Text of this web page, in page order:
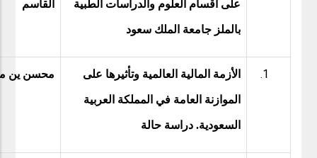
على أقسام العلوم والدراسات الطبية
بالملز جامعة الملك سعود
القاسم
الأزمة المالية العالمية وتأثيرها على
الموازنة العامة في المملكة العربية
السعودية. دراسة حالة
محسن ين